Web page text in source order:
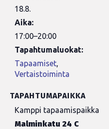
18.8.
Aika:
17:00–20:00
Tapahtumaluokat:
Tapaamiset,
Vertaistoiminta
TAPAHTUMAPAIKKA
Kamppi tapaamispaikka
Malminkatu 24 C